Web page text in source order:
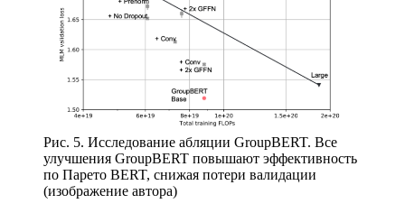
Рис. 5. Исследование абляции GroupBERT. Все
улучшения GroupBERT повышают эффективность
по Парето BERT, снижая потери валидации
(изображение автора)